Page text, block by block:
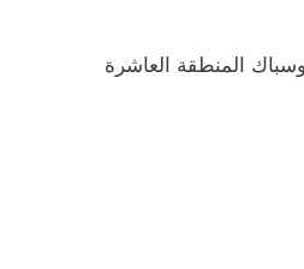
المنطقة العاشرة